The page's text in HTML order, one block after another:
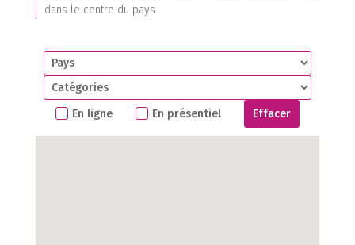
dans le centre du pays.
En ligne En présentiel Effacer